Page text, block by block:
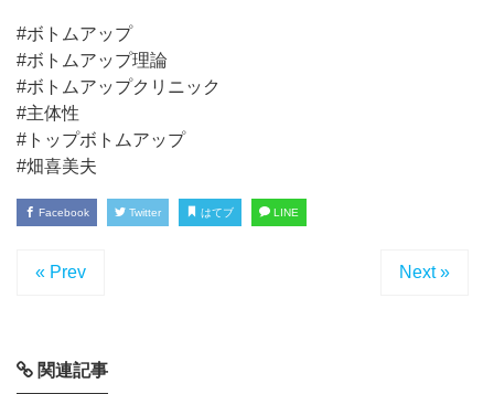
#ボトムアップ
#ボトムアップ理論
#ボトムアップクリニック
#主体性
#トップボトムアップ
#畑喜美夫
Facebook Twitter はてブ LINE
« Prev Next »
関連記事